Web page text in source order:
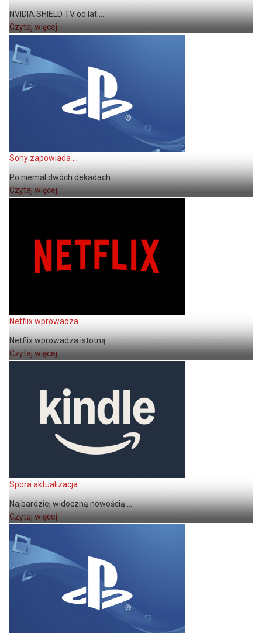
NVIDIA SHIELD TV od lat ...
Czytaj więcej
Sony zapowiada ...
Po niemal dwóch dekadach ...
Czytaj więcej
Netflix wprowadza ...
Netflix wprowadza istotną ...
Czytaj więcej
Spora aktualizacja ...
Najbardziej widoczną nowością ...
Czytaj więcej